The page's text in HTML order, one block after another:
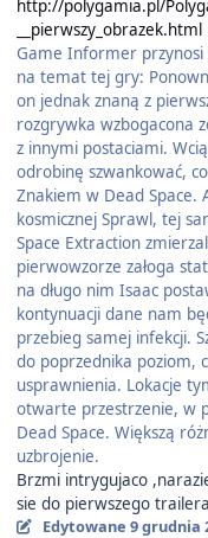
http://polygamia.pl/
__pierwszy_obrazek.html
Game Informer
na temat tej gry:
on jednak znaną z
rozgrywka wzbogacona
z innymi postaciami.
odrobinę szwankować,
Znakiem w Dead Space.
kosmicznej Sprawl, tej
Space Extraction
pierwowzorze załoga
na długo nim Isaac
kontynuacji dane nam
przebieg samej infekcji.
do poprzednika poziom,
usprawnienia. Lokacje
otwarte przestrzenie, w
Dead Space. Większą
uzbrojenie.
Brzmi intrygujaco
sie do pierwszego
Edytowane 9 grudnia